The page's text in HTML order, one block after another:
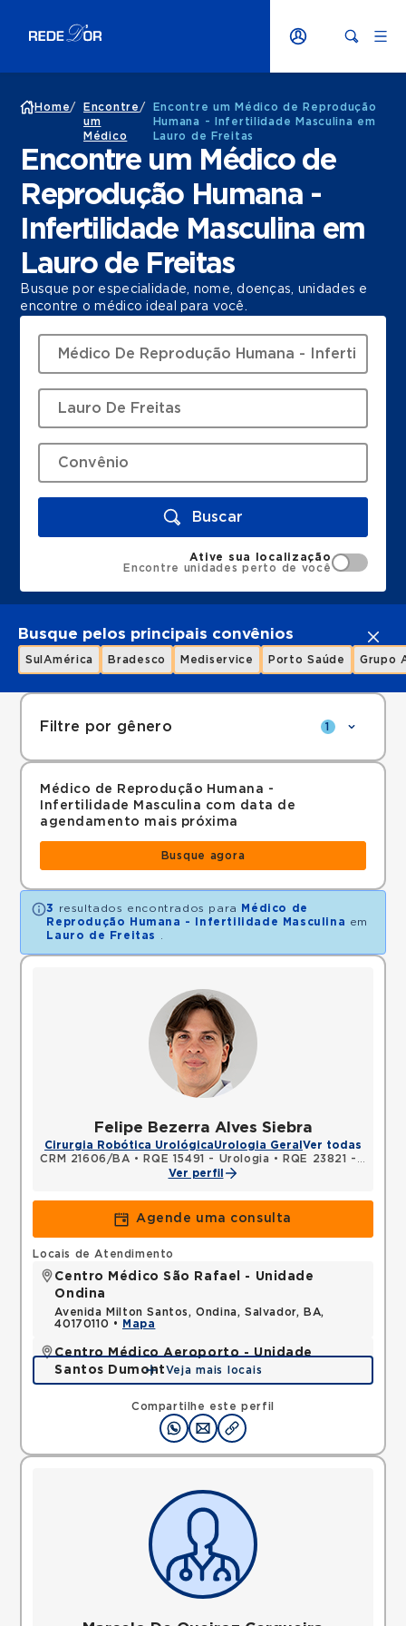
Home/
Encontre
um
Médico
/
Encontre um Médico de Reprodução
Humana - Infertilidade Masculina em
Lauro de Freitas
Encontre um Médico de
Reprodução Humana -
Infertilidade Masculina em
Lauro de Freitas
Busque por especialidade, nome, doenças, unidades e
encontre o médico ideal para você.
Buscar
Ative sua localização
Encontre unidades perto de você
Busque pelos principais convênios
SulAmérica Bradesco Mediservice Porto Saúde Grupo
Filtre por gênero 1
Médico de Reprodução Humana -
Infertilidade Masculina com data de
agendamento mais próxima
Busque agora
3 resultados encontrados para
Médico de
Reprodução Humana - Infertilidade Masculina em
Lauro de Freitas
Felipe Bezerra Alves Siebra
Cirurgia Robótica UrológicaUrologia Geral Ver todas
CRM 21606/BA • RQE 15491 - Urologia •
RQE 23821 - Cirurgia geral
Ver perfil
Agende uma consulta
Compartilhe este perfil
Locais de Atendimento
Centro Médico São Rafael - Unidade
Ondina
Avenida Milton Santos, Ondina, Salvador, BA,
40170110 •
Mapa
Centro Médico Aeroporto - Unidade
Santos Dumont
Avenida Santos Dumont, Centro, Lauro de Freitas,
BA, 42702400 •
Mapa
Veja mais locais